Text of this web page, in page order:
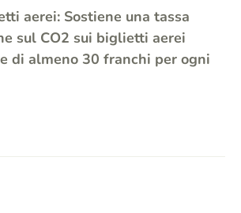
aerei: Sostiene una tassa
sul CO2 sui biglietti aerei
di almeno 30 franchi per ogni